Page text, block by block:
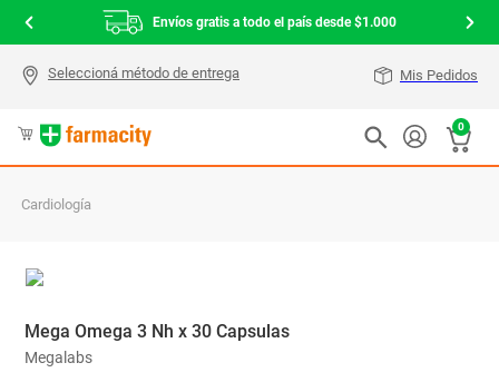
Envíos gratis a todo el país desde $1.000
Mis Pedidos
0
Cardiología
Mega Omega 3 Nh x 30 Capsulas
Megalabs